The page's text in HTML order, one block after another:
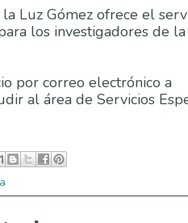
Luz Gómez ofrece el
los investigadores de
por correo electrónico a
al área de Servicios